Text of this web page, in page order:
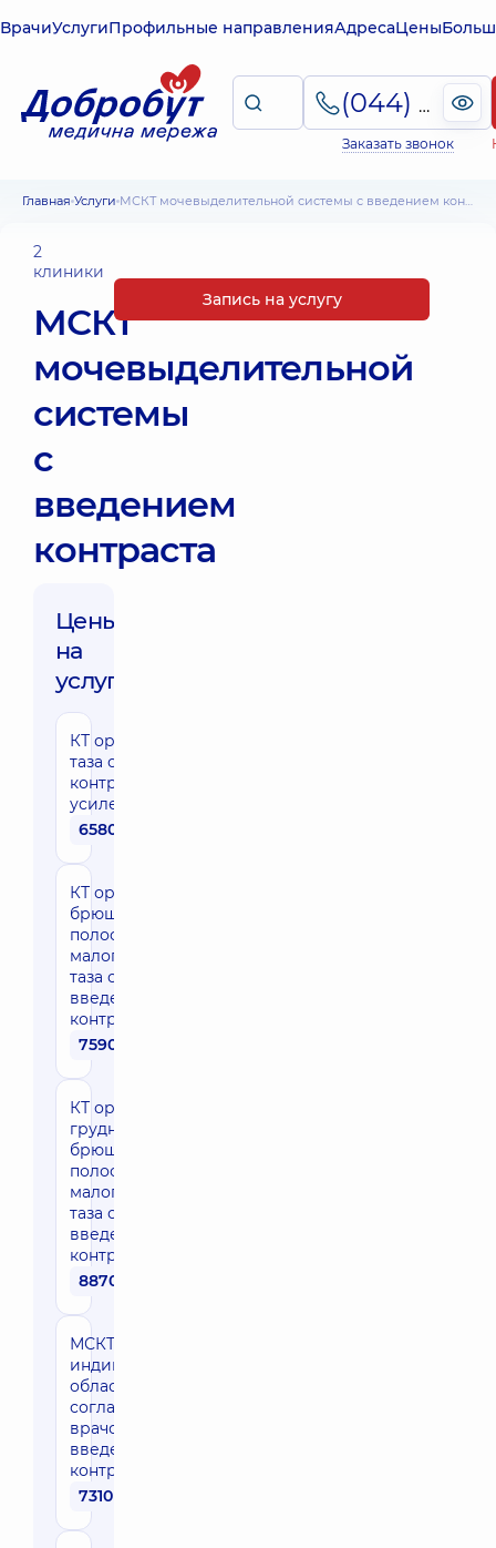
ВрачиУслугиПрофильные направленияАдресаЦены
(044) 495-2-888
Заказать звонок
Главная Услуги МСКТ мочевыделительной системы с введением контраста
2
клиники
МСКТ
мочевыделительной
системы
с
введением
контраста
Цены
на
услуги:
КТ органов
таза с
контрастным
усилением
6580 грн
КТ органов
брюшной
полости и
малого
таза с
введением
контраста
7590 грн
КТ органов
грудной,
брюшной
полости и
малого
таза с
введением
контраста
8870 грн
МСКТ
индивидуальной
области (по
согласованию с
врачом) с
введением
контраста
7310 грн
Запись на услугу